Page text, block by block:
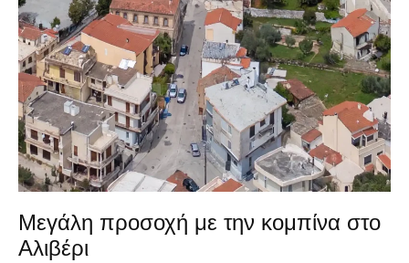
Μεγάλη προσοχή με την κομπίνα στο
Αλιβέρι